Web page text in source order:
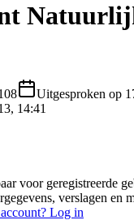
Uitgesproken op
14:41
voor geregistreerde
verslagen en
Log in